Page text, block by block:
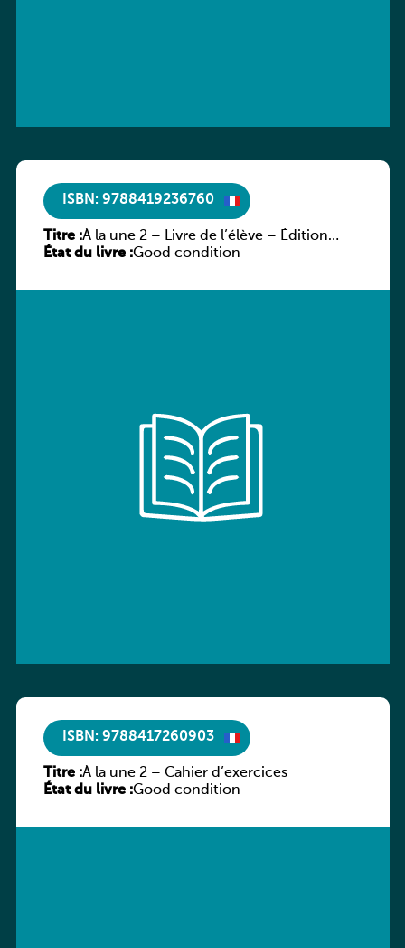
ISBN: 9788419236760
Titre :À la une 2 – Livre de l’élève – Édition
hybride
État du livre :Good condition
ISBN: 9788417260903
Titre :À la une 2 – Cahier d’exercices
État du livre :Good condition